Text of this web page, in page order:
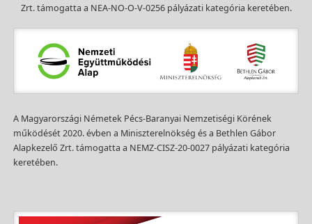
Zrt. támogatta a NEA-NO-O-V-0256 pályázati kategória keretében.
A Magyarországi Németek Pécs-Baranyai Nemzetiségi Körének
működését 2020. évben a Miniszterelnökség és a Bethlen Gábor
Alapkezelő Zrt. támogatta a NEMZ-CISZ-20-0027 pályázati kategória
keretében.